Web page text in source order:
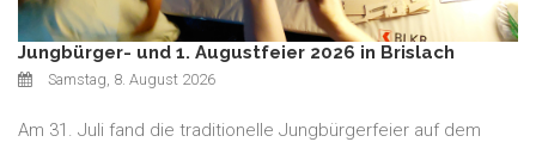
Jungbürger- und 1. Augustfeier 2026 in Brislach
Samstag, 8. August 2026
Am 31. Juli fand die traditionelle Jungbürgerfeier auf dem